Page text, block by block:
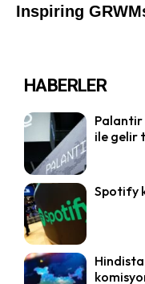
HABERLER
Palantir
ile gelir
Spotify